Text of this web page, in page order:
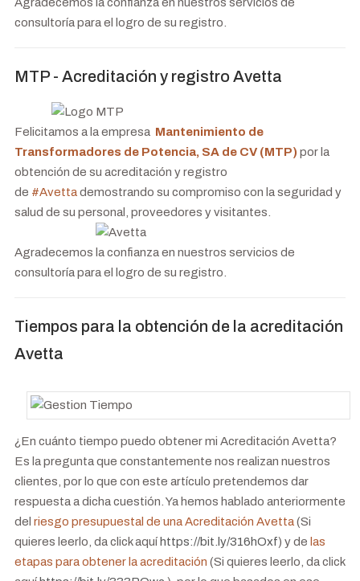
consultoría para el logro de su registro.
MTP - Acreditación y registro Avetta
Felicitamos a la empresa Mantenimiento de
Transformadores de Potencia, SA de CV (MTP) por la
obtención de su acreditación y registro
de #Avettademostrando su compromiso con la seguridad y
salud de su personal, proveedores y visitantes.
Agradecemos la confianza en nuestros servicios de
consultoría para el logro de su registro.
Tiempos para la obtención de la acreditación
Avetta
¿En cuánto tiempo puedo obtener mi Acreditación Avetta?
Es la pregunta que constantemente nos realizan nuestros
clientes, por lo que con este artículo pretendemos dar
respuesta a dicha cuestión. Ya hemos hablado anteriormente
del riesgo presupuestal de una Acreditación Avetta(Si
quieres leerlo, da click aquíhttps://bit.ly/316hOxf) y de las
etapas para obtener la acreditación (Si quieres leerlo, da click